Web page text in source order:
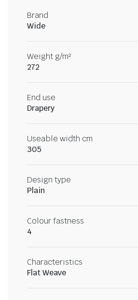
Brand
Wide
Weight g/m²
272
End use
Drapery
Useable width cm
305
Design type
Plain
Colour fastness
4
Characteristics
Flat Weave